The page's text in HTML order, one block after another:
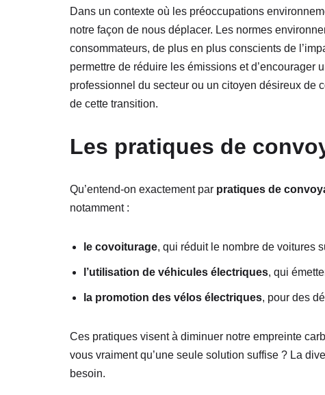
Dans un contexte où les préoccupations
notre façon de nous déplacer. Les normes
consommateurs, de plus en plus conscients de
permettre de réduire les émissions et d’encourager
professionnel du secteur ou un citoyen désireux de
de cette transition.
Les pratiques de
Qu’entend-on exactement par pratiques de
notamment :
le covoiturage, qui réduit le nombre de voitures
l’utilisation de véhicules électriques, qui
la promotion des vélos électriques, pour des
Ces pratiques visent à diminuer notre empreinte
vous vraiment qu’une seule solution suffise ? La
besoin.